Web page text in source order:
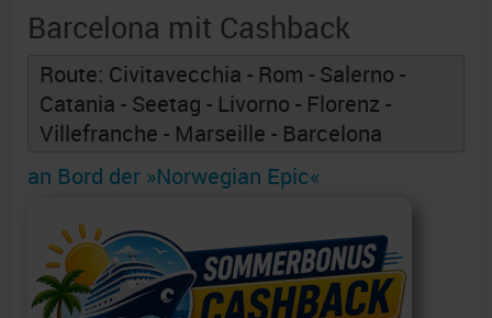
Barcelona mit Cashback
Route: Civitavecchia - Rom - Salerno -
Catania - Seetag - Livorno - Florenz -
Villefranche - Marseille - Barcelona
an Bord der »Norwegian Epic«